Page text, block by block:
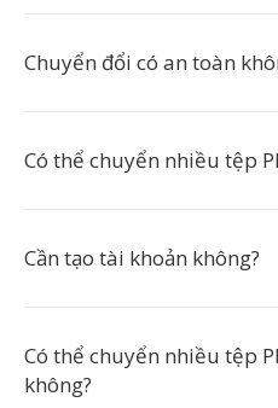
Chuyển đổi có an toàn
Có thể chuyển nhiều tệp
Cần tạo tài khoản không?
Có thể chuyển nhiều tệp
không?